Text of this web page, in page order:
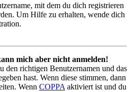
mit dem du dich registrieren
Um Hilfe zu erhalten, wende dich
mich aber nicht anmelden!
den richtigen Benutzernamen und das
hast. Wenn diese stimmen, dann
Wenn COPPA aktiviert ist und du